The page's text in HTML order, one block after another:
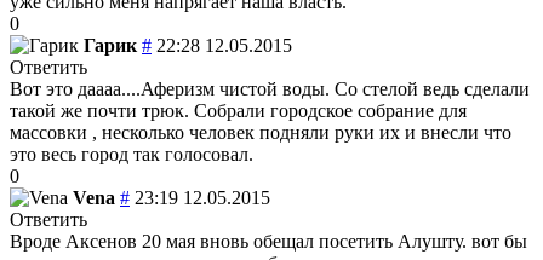
0
Гарик # 22:28 12.05.2015
Ответить
Вот это даааа....Аферизм чистой воды. Со стелой ведь сделали
такой же почти трюк. Собрали городское собрание для
массовки , несколько человек подняли руки их и внесли что
это весь город так голосовал.
0
Vena # 23:19 12.05.2015
Ответить
Вроде Аксенов 20 мая вновь обещал посетить Алушту. вот бы